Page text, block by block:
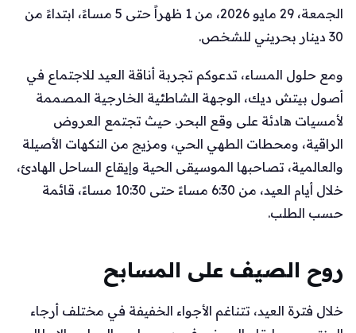
الجمعة، 29 مايو 2026، من 1 ظهراً حتى 5 مساءً، ابتداءً من
30 دينار بحريني للشخص.
ومع حلول المساء، تدعوكم تجربة أناقة العيد للاجتماع في
أصول بيتش ديك، الوجهة الشاطئية الخارجية المصممة
لأمسيات هادئة على وقع البحر. حيث تجتمع العروض
الراقية، ومحطات الطهي الحي، ومزيج من النكهات الأصيلة
والعالمية، تصاحبها الموسيقى الحية وإيقاع الساحل الهادئ،
خلال أيام العيد، من 6:30 مساءً حتى 10:30 مساءً، قائمة
حسب الطلب.
روح الصيف على المسابح
خلال فترة العيد، تتناغم الأجواء الخفيفة في مختلف أرجاء